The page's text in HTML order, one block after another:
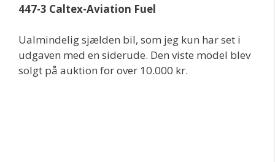
447-3 Caltex-Aviation Fuel
Ualmindelig sjælden bil, som jeg kun har set i
udgaven med en siderude. Den viste model blev
solgt på auktion for over 10.000 kr.